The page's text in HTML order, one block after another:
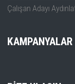
Kanal Sayısı
Frekans Aralığı
Çalışan Adayı
KAMPANYALAR